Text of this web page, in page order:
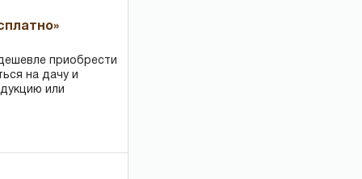
приобрести
на дачу и
или